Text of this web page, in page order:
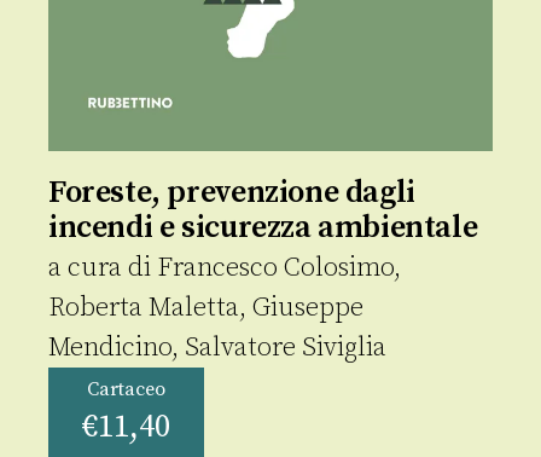
Foreste, prevenzione dagli
incendi e sicurezza ambientale
a cura di Francesco Colosimo,
Roberta Maletta, Giuseppe
Mendicino, Salvatore Siviglia
Cartaceo
€11,40